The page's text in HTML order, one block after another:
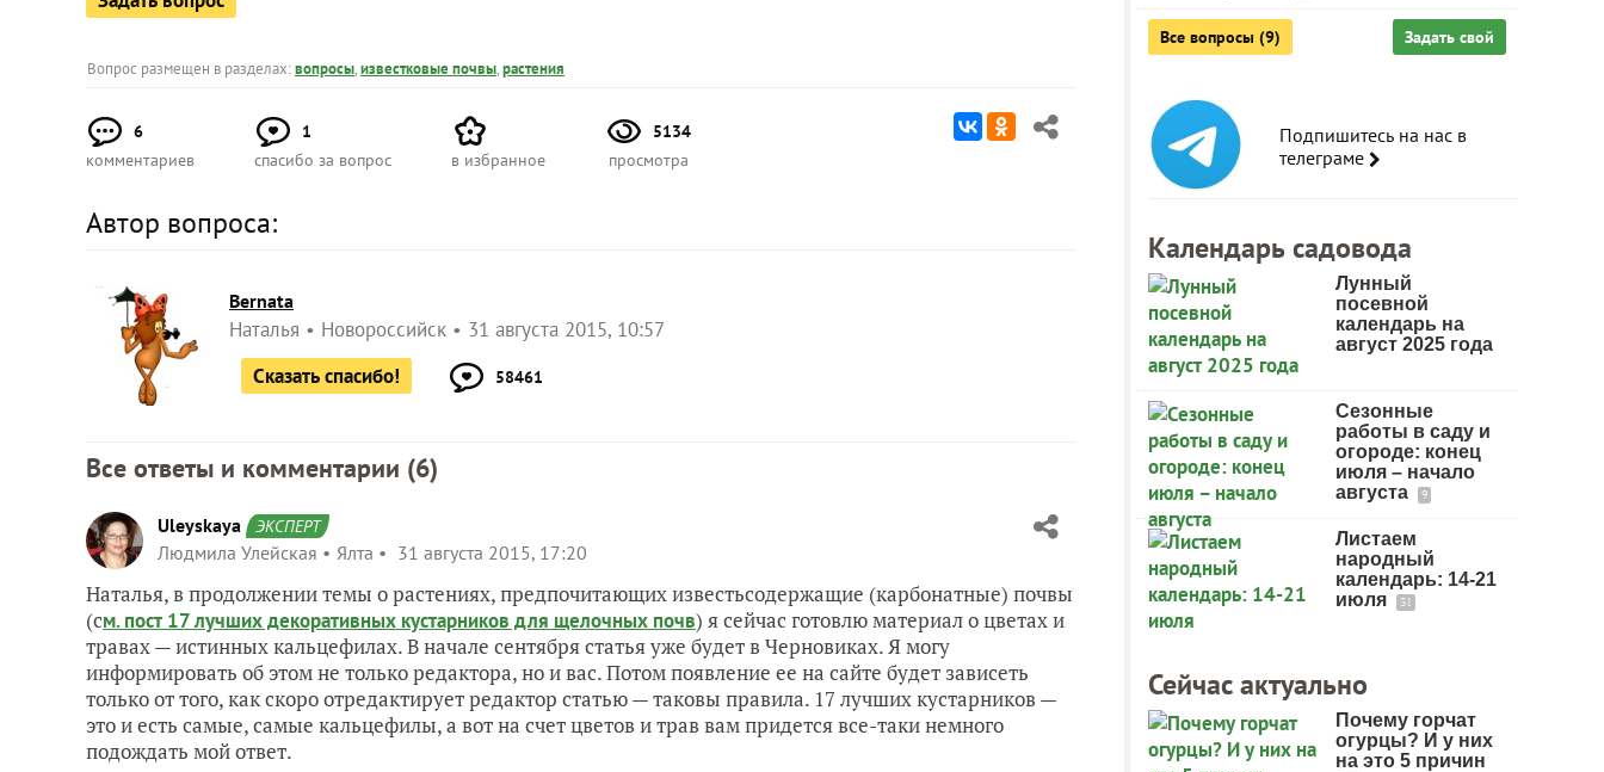
Вопрос размещен в разделах:вопросы,известковые почвы,растения
6
комментариев
1
спасибо за вопрос
в избранное
5134
просмотра
Автор вопроса:
Bernata
Наталья Новороссийск
31 августа 2015, 10:57
Сказать спасибо!
58461
Все ответы и комментарии (6)
Uleyskaya ЭКСПЕРТ
Людмила Улейская Ялта 31 августа 2015, 17:20
Наталья, в продолжении темы о растениях, предпочитающих известьсодержащие (карбонатные) почвы
(см. пост 17 лучших декоративных кустарников для щелочных почв) я сейчас готовлю материал о цветах и
травах — истинных кальцефилах. В начале сентября статья уже будет в Черновиках. Я могу
информировать об этом не только редактора, но и вас. Потом появление ее на сайте будет зависеть
только от того, как скоро отредактирует редактор статью — таковы правила. 17 лучших кустарников —
это и есть самые, самые кальцефилы, а вот на счет цветов и трав вам придется все-таки немного
подождать мой ответ.
Все вопросы (9) Задать свой
Подпишитесь на нас в
телеграме
Календарь садовода
Лунный
посевной
календарь на
август 2025 года
Сезонные
работы в саду и
огороде: конец
июля – начало
августа
9
Листаем
народный
календарь: 14-21
июля
31
Сейчас актуально
Почему горчат
огурцы? И у них
на это 5 причин